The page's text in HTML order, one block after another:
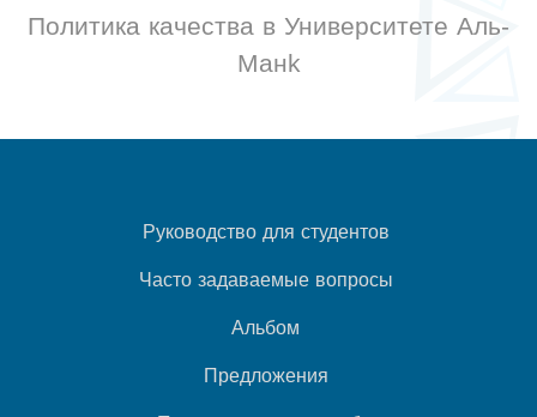
Политика качества в Университете Аль-
Манk
Руководство для студентов
Часто задаваемые вопросы
Альбом
Предложения